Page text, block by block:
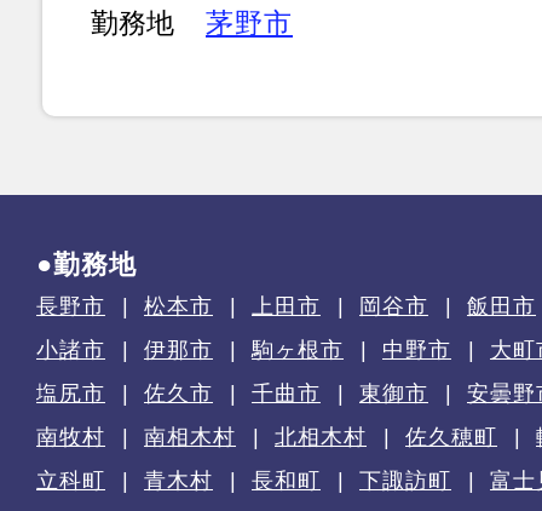
勤務地 茅野市
●勤務地
長野市 松本市 上田市 岡谷市
飯田市
小諸市
伊那市 駒ヶ根市 中野市
大町
塩尻市
佐久市 千曲市 東御市
安曇野
南牧村
南相木村 北相木村 佐久穂町
立科町
青木村 長和町 下諏訪町
富士